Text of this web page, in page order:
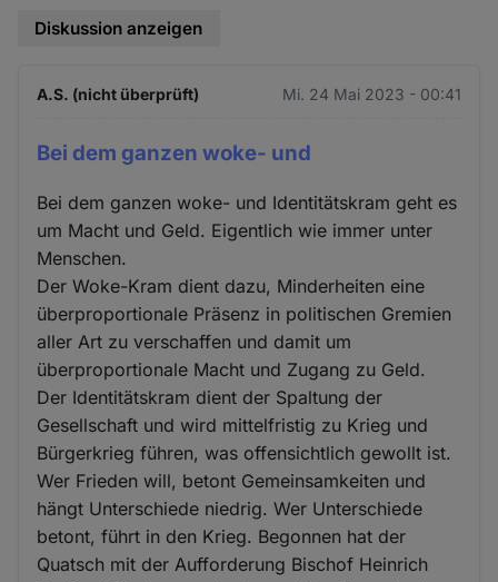
Diskussion anzeigen
A.S. (nicht überprüft) Mi. 24 Mai 2023 - 00:41
Bei dem ganzen woke- und
Bei dem ganzen woke- und Identitätskram geht es
um Macht und Geld. Eigentlich wie immer unter
Menschen.
Der Woke-Kram dient dazu, Minderheiten eine
überproportionale Präsenz in politischen Gremien
aller Art zu verschaffen und damit um
überproportionale Macht und Zugang zu Geld.
Der Identitätskram dient der Spaltung der
Gesellschaft und wird mittelfristig zu Krieg und
Bürgerkrieg führen, was offensichtlich gewollt ist.
Wer Frieden will, betont Gemeinsamkeiten und
hängt Unterschiede niedrig. Wer Unterschiede
betont, führt in den Krieg. Begonnen hat der
Quatsch mit der Aufforderung Bischof Heinrich